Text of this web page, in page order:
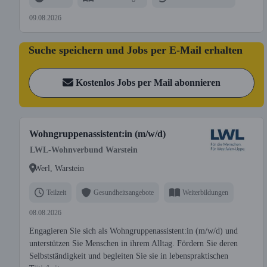
09.08.2026
Suche speichern und Jobs per E-Mail erhalten
Kostenlos Jobs per Mail abonnieren
Wohngruppenassistent:in (m/w/d)
LWL-Wohnverbund Warstein
Werl, Warstein
Teilzeit Gesundheitsangebote Weiterbildungen
08.08.2026
Engagieren Sie sich als Wohngruppenassistent:in (m/w/d) und
unterstützen Sie Menschen in ihrem Alltag. Fördern Sie deren
Selbstständigkeit und begleiten Sie sie in lebenspraktischen